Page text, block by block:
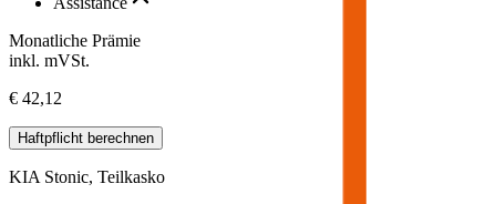
Monatliche Prämie
inkl. mVSt.
€ 42,12
Haftpflicht berechnen
KIAStonic, Teilkasko